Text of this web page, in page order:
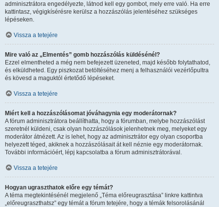
adminisztrátora engedélyezte, látnod kell egy gombot, mely erre való. Ha erre
kattintasz, végigkísérésre kerülsz a hozzászólás jelentéséhez szükséges
lépéseken.
Vissza a tetejére
Mire való az „Elmentés” gomb hozzászólás küldésénél?
Ezzel elmentheted a még nem befejezett üzeneted, majd később folytathatod,
és elküldheted. Egy piszkozat betöltéséhez menj a felhasználói vezérlőpultra
és kövesd a maguktól értetődő lépéseket.
Vissza a tetejére
Miért kell a hozzászólásomat jóváhagynia egy moderátornak?
A fórum adminisztrátora beállíthatta, hogy a fórumban, melybe hozzászólást
szeretnél küldeni, csak olyan hozzászólások jelenhetnek meg, melyeket egy
moderátor átnézett. Az is lehet, hogy az adminisztrátor egy olyan csoportba
helyezett téged, akiknek a hozzászólásait át kell néznie egy moderátornak.
További információért, lépj kapcsolatba a fórum adminisztrátorával.
Vissza a tetejére
Hogyan ugraszthatok előre egy témát?
A téma megtekintésénél megjelenő „Téma előreugrasztása” linkre kattintva
„előreugraszthatsz” egy témát a fórum tetejére, hogy a témák felsorolásánál